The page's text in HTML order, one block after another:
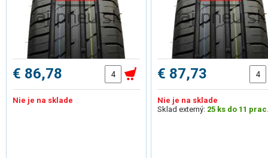
€ 86,78
Nie je na sklade
€ 87,73
Nie je na sklade
Sklad externý: 25 ks do 11